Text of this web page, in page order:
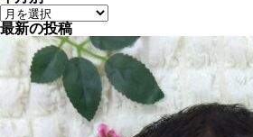
最新の投稿